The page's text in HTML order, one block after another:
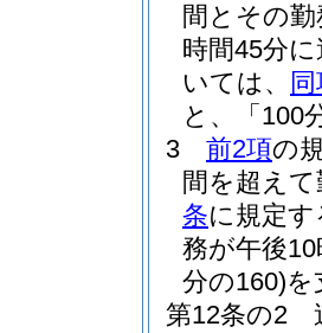
間とその
時間45分
いては、
と、「100
3
前2項の
間を超え
条に規定
務が午後
分の160)を
第12条の2